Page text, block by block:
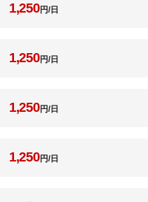
1,250円/日
1,250円/日
1,250円/日
1,250円/日